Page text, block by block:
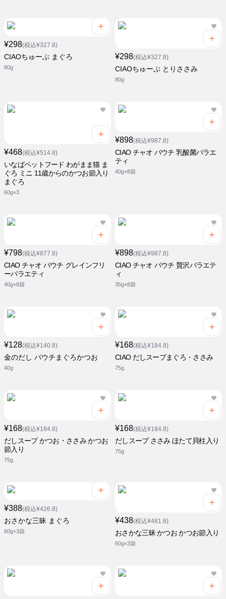
¥298(税込¥327.8)
CIAOちゅーぶ まぐろ
80g
¥298(税込¥327.8)
CIAOちゅーぶ とりささみ
80g
¥468(税込¥514.8)
いなばペットフード わがまま猫 ま
ぐろ ミニ 11歳からのかつお節入り
まぐろ
60g×3
¥898(税込¥987.8)
CIAO チャオ パウチ 乳酸菌バラエ
ティ
40g×8袋
¥798(税込¥877.8)
CIAO チャオ パウチ グレインフリ
ーバラエティ
40g×8袋
¥898(税込¥987.8)
CIAO チャオ パウチ 贅沢バラエテ
ィ
35g×8袋
¥128(税込¥140.8)
金のだし パウチまぐろかつお
40g
¥168(税込¥184.8)
CIAO だしスープまぐろ・ささみ
75g
¥168(税込¥184.8)
だしスープ かつお・ささみ かつお
節入り
75g
¥168(税込¥184.8)
だしスープ ささみ ほたて貝柱入り
75g
¥388(税込¥426.8)
おさかな三昧 まぐろ
60g×3袋
¥438(税込¥481.8)
おさかな三昧 かつお かつお節入り
60g×3袋